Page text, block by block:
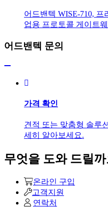
어드밴텍 WISE-710,
업용 프로토콜 게이트웨
어드밴텍 문의
가격 확인
견적 또는 맞춤형 솔루
세히 알아보세요.
무엇을 도와 드릴까
온라인 구입
고객지원
연락처